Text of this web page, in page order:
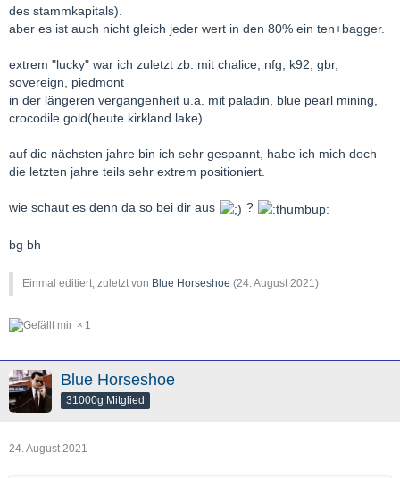
des stammkapitals).
aber es ist auch nicht gleich jeder wert in den 80% ein ten+bagger.
extrem "lucky" war ich zuletzt zb. mit chalice, nfg, k92, gbr,
sovereign, piedmont
in der längeren vergangenheit u.a. mit paladin, blue pearl mining,
crocodile gold(heute kirkland lake)
auf die nächsten jahre bin ich sehr gespannt, habe ich mich doch
die letzten jahre teils sehr extrem positioniert.
wie schaut es denn da so bei dir aus ?
bg bh
Einmal editiert, zuletzt von Blue Horseshoe (24. August 2021 )
1
Blue Horseshoe
31000g Mitglied
24. August 2021